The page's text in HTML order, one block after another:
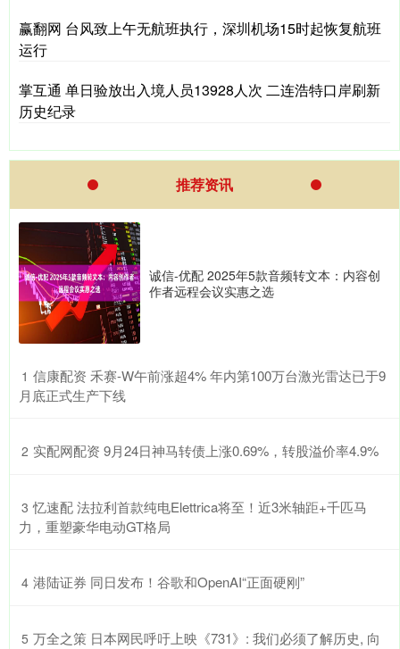
赢翻网 台风致上午无航班执行，深圳机场15时起恢复航班
运行
掌互通 单日验放出入境人员13928人次 二连浩特口岸刷新
历史纪录
推荐资讯
诚信-优配 2025年5款音频转文本：内容创
作者远程会议实惠之选
1 ​信康配资 禾赛-W午前涨超4% 年内第100万台激光雷达已于9
月底正式生产下线
2 ​实配网配资 9月24日神马转债上涨0.69%，转股溢价率4.9%
3 ​忆速配 法拉利首款纯电Elettrica将至！近3米轴距+千匹马
力，重塑豪华电动GT格局
4 ​港陆证券 同日发布！谷歌和OpenAI“正面硬刚”
5 ​万全之策 日本网民呼吁上映《731》: 我们必须了解历史, 向